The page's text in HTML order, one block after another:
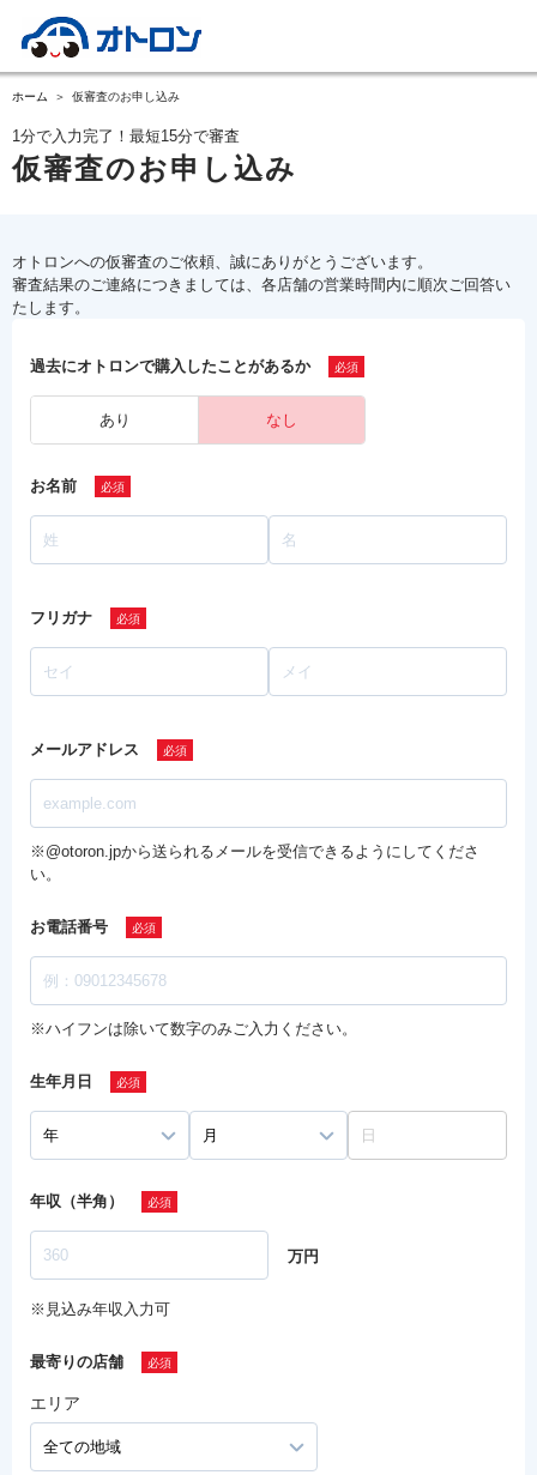
ホーム 仮審査のお申し込み
1分で入力完了！最短15分で審査
仮審査のお申し込み
オトロンへの仮審査のご依頼、誠にありがとうございます。
審査結果のご連絡につきましては、各店舗の営業時間内に順次ご回答い
たします。
過去にオトロンで購入したことがあるか
あり なし
お名前
フリガナ
メールアドレス
※@otoron.jpから送られるメールを受信できるようにしてくださ
い。
お電話番号
※ハイフンは除いて数字のみご入力ください。
生年月日
年収（半角）
万円
※見込み年収入力可
最寄りの店舗
エリア